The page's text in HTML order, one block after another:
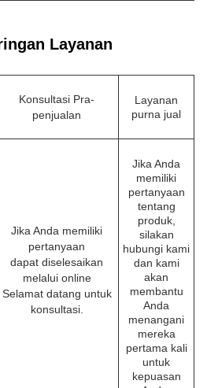
Layanan
Konsultasi Pra-
penjualan
Layanan
purna jual
Jika Anda memiliki
pertanyaan
dapat diselesaikan
melalui online
Selamat datang untuk
konsultasi.
Jika Anda
memiliki
pertanyaan
tentang
produk,
silakan
hubungi kami
dan kami
akan
membantu
Anda
menangani
mereka
pertama kali
untuk
kepuasan